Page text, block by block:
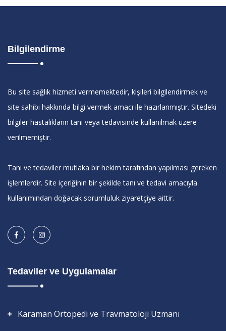
Bilgilendirme
Bu site sağlık hizmeti vermemektedir, kişileri bilgilendirmek ve
site sahibi hakkında bilgi vermek amacı ile hazırlanmıştır. Sitedeki
bilgiler hastalıkların tanı veya tedavisinde kullanılmak üzere
verilmemiştir.
Tanı ve tedaviler mutlaka bir hekim tarafından yapılması gereken
işlemlerdir. Site içeriğinin bir şekilde tanı ve tedavi amacıyla
kullanımından doğacak sorumluluk ziyaretçiye aittir.
Tedaviler ve Uygulamalar
Karaman Ortopedi ve Travmatoloji Uzmanı